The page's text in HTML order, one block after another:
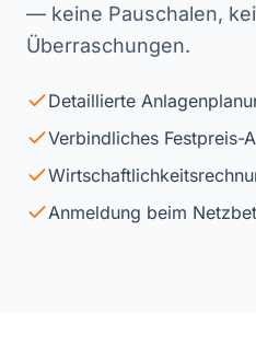
— keine Pauschalen,
Überraschungen.
Detaillierte
Verbindliches Festpreis-
Anmeldung beim